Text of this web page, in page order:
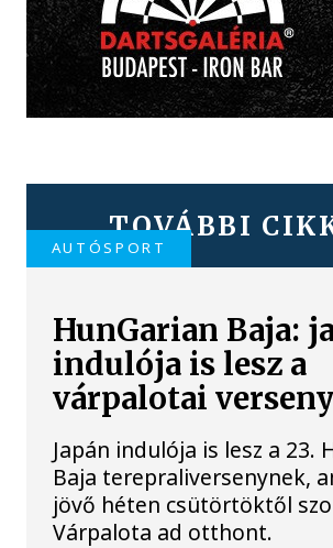
TOVÁBBI
AUTÓSPORT
HunGarian Baja:
indulója is lesz a
várpalotai
Japán indulója is lesz a 23.
Baja terepraliversenynek,
jövő héten csütörtöktől
Várpalota ad otthont.